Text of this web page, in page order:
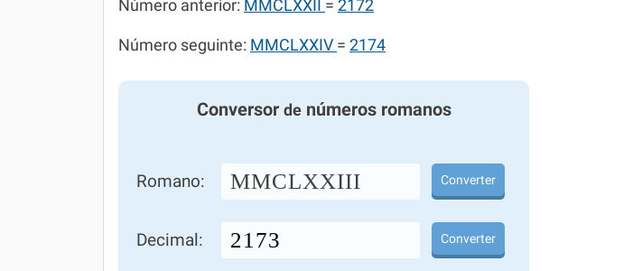
Número anterior: MMCLXXII = 2172
Número seguinte: MMCLXXIV = 2174
Conversor denúmeros romanos
Romano: MMCLXXIII Converter
Decimal: Converter